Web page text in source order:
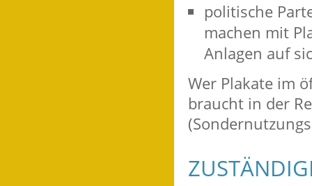
politische
machen mit
Anlagen auf
Wer Plakate im
braucht in der